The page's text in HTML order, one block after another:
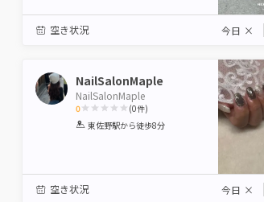
空き状況 今日 ×
NailSalonMaple
NailSalonMaple
0
1 2 3 4 5
(0件)
東佐野駅から徒歩8分
空き状況 今日 ×